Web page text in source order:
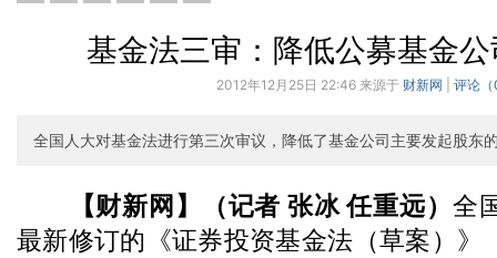
基金法三审：降低公募基金
2012年12月25日 22:46 来源于 财新网 评论（
全国人大对基金法进行第三次审议，降低了基金公司主要发起股东
【财新网】（记者 张冰 任重远） 全
最新修订的《证券投资基金法（草案）》